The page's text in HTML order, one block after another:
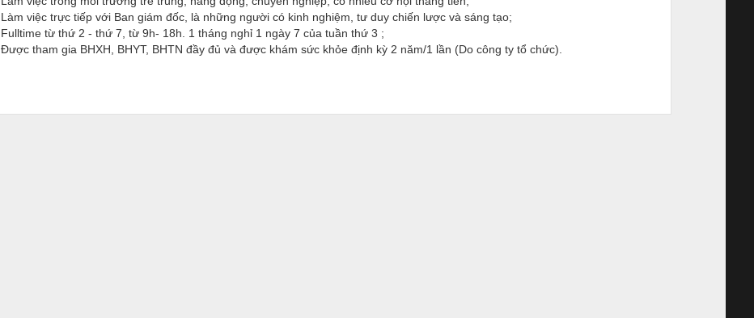
Làm việc trực tiếp với Ban giám đốc, là những người có kinh nghiệm, tư duy chiến lược và sáng tạo;
Fulltime từ thứ 2 - thứ 7, từ 9h- 18h. 1 tháng nghỉ 1 ngày 7 của tuần thứ 3 ;
Được tham gia BHXH, BHYT, BHTN đầy đủ và được khám sức khỏe định kỳ 2 năm/1 lần (Do công ty tổ chức).